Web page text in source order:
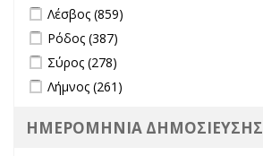
Apply Λέσβος filter
Λέσβος (859)
Apply Ρόδος filter
Ρόδος (387)
Apply Σύρος filter
Σύρος (278)
Apply Λήμνος filter
Λήμνος (261)
ΗΜΕΡΟΜΗΝΙΑ ΔΗΜΟΣΙΕΥΣΗΣ